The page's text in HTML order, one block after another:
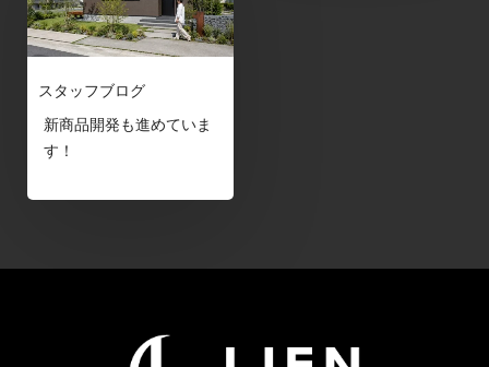
スタッフブログ
新商品開発も進めていま
す！